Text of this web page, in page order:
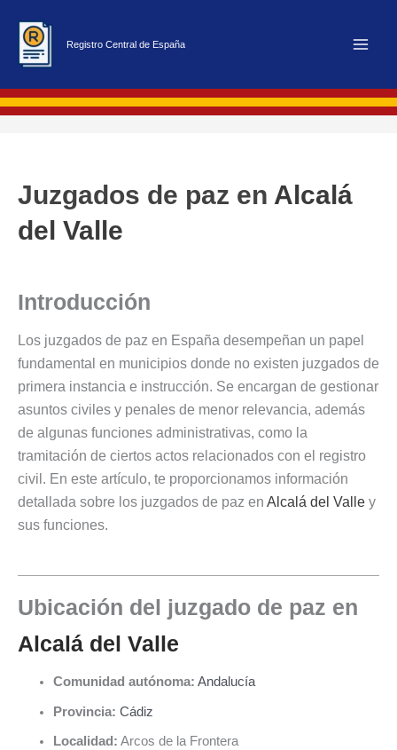
contenido
Registro Central de España
Juzgados de paz en Alcalá
del Valle
Introducción
Los juzgados de paz en España desempeñan un papel
fundamental en municipios donde no existen juzgados de
primera instancia e instrucción. Se encargan de gestionar
asuntos civiles y penales de menor relevancia, además
de algunas funciones administrativas, como la
tramitación de ciertos actos relacionados con el registro
civil. En este artículo, te proporcionamos información
detallada sobre los juzgados de paz en Alcalá del Valle y
sus funciones.
Ubicación del juzgado de paz en
Alcalá del Valle
Comunidad autónoma: Andalucía
Provincia: Cádiz
Localidad: Arcos de la Frontera